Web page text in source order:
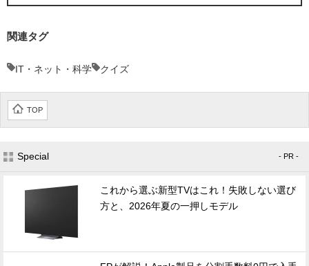
関連タグ
IT・ネット・科学 クイズ
TOP
Special - PR -
これから選ぶ新型TVはこれ！失敗しない選び
方と、2026年夏の一押しモデル